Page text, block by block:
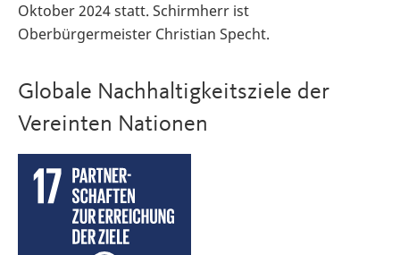
Oktober 2024 statt. Schirmherr ist
Oberbürgermeister Christian Specht.
Globale Nachhaltigkeitsziele der
Vereinten Nationen